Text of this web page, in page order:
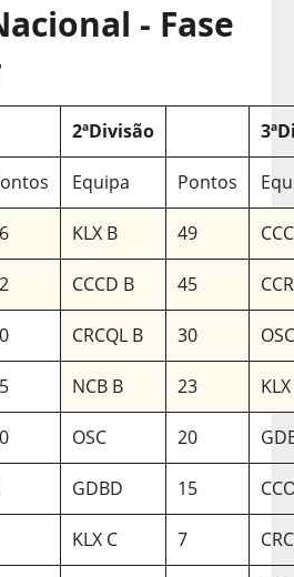
- Fase
2ªDivisão
Equipa Pontos
KLX B 49
CCCD B 45
CRCQL B 30
NCB B 23
OSC 20
GDBD 15
KLX C 7